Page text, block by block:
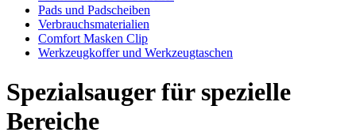
Pads und Padscheiben
Verbrauchsmaterialien
Comfort Masken Clip
Werkzeugkoffer und Werkzeugtaschen
Spezialsauger für spezielle
Bereiche